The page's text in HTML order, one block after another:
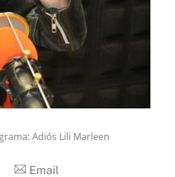
Adiós Lili Marleen
Email